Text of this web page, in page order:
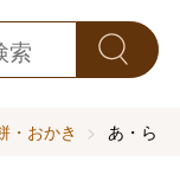
・おかき あ・ら・